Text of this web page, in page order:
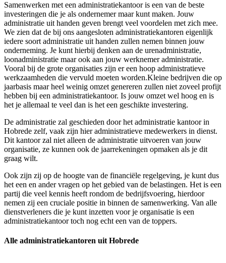
Samenwerken met een administratiekantoor is een van de beste
investeringen die je als ondernemer maar kunt maken. Jouw
administratie uit handen geven brengt veel voordelen met zich mee.
We zien dat de bij ons aangesloten administratiekantoren eigenlijk
iedere soort administratie uit handen zullen nemen binnen jouw
onderneming. Je kunt hierbij denken aan de urenadministratie,
loonadministratie maar ook aan jouw werknemer administratie.
Vooral bij de grote organisaties zijn er een hoop administratieve
werkzaamheden die vervuld moeten worden.Kleine bedrijven die op
jaarbasis maar heel weinig omzet genereren zullen niet zoveel profijt
hebben bij een administratiekantoor. Is jouw omzet wel hoog en is
het je allemaal te veel dan is het een geschikte investering.
De administratie zal geschieden door het administratie kantoor in
Hobrede zelf, vaak zijn hier administratieve medewerkers in dienst.
Dit kantoor zal niet alleen de administratie uitvoeren van jouw
organisatie, ze kunnen ook de jaarrekeningen opmaken als je dit
graag wilt.
Ook zijn zij op de hoogte van de financiële regelgeving, je kunt dus
het een en ander vragen op het gebied van de belastingen. Het is een
partij die veel kennis heeft rondom de bedrijfsvoering, hierdoor
nemen zij een cruciale positie in binnen de samenwerking. Van alle
dienstverleners die je kunt inzetten voor je organisatie is een
administratiekantoor toch nog echt een van de toppers.
Alle administratiekantoren uit Hobrede